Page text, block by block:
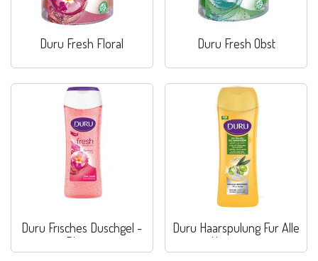
Duru Fresh Floral Duru Fresh Obst
Duru Frısches Duschgel -
Blume
Duru Haarspulung Fur Alle
Haartypen